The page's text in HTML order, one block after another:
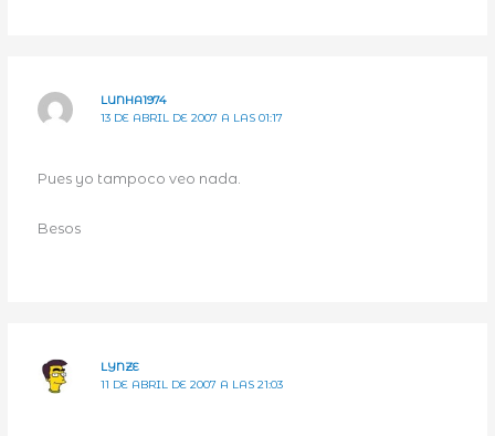
LUNHA1974
13 DE ABRIL DE 2007 A LAS 01:17
Pues yo tampoco veo nada.
Besos
LYNZE
11 DE ABRIL DE 2007 A LAS 21:03